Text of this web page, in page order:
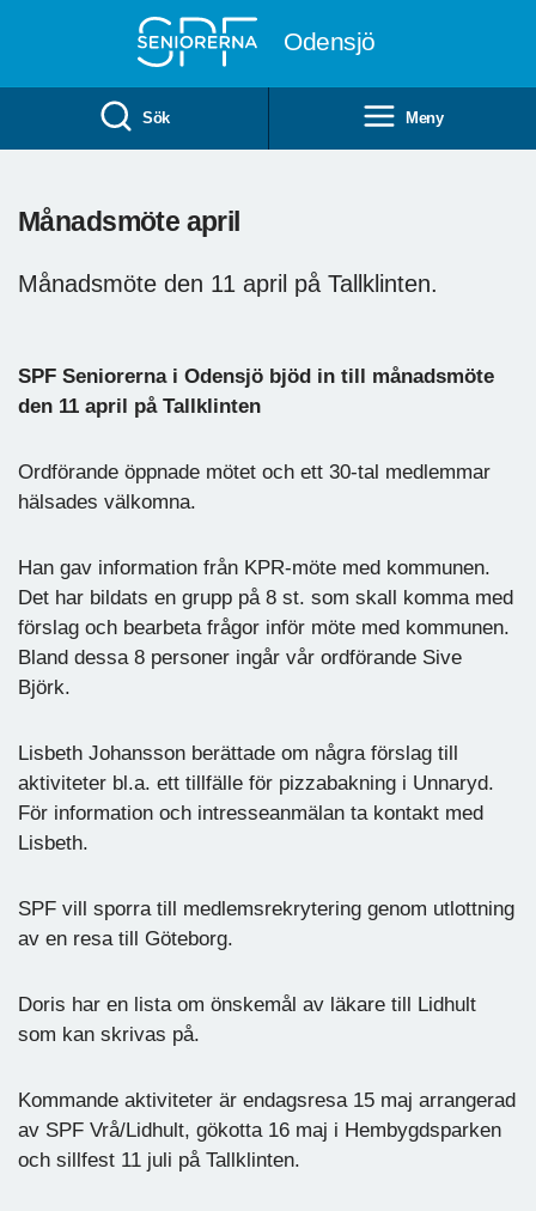
Odensjö
Sök Meny
Månadsmöte april
Månadsmöte den 11 april på Tallklinten.
SPF Seniorerna i Odensjö bjöd in till månadsmöte
den 11 april på Tallklinten
Ordförande öppnade mötet och ett 30-tal medlemmar
hälsades välkomna.
Han gav information från KPR-möte med kommunen.
Det har bildats en grupp på 8 st. som skall komma med
förslag och bearbeta frågor inför möte med kommunen.
Bland dessa 8 personer ingår vår ordförande Sive
Björk.
Lisbeth Johansson berättade om några förslag till
aktiviteter bl.a. ett tillfälle för pizzabakning i Unnaryd.
För information och intresseanmälan ta kontakt med
Lisbeth.
SPF vill sporra till medlemsrekrytering genom utlottning
av en resa till Göteborg.
Doris har en lista om önskemål av läkare till Lidhult
som kan skrivas på.
Kommande aktiviteter är endagsresa 15 maj arrangerad
av SPF Vrå/Lidhult, gökotta 16 maj i Hembygdsparken
och sillfest 11 juli på Tallklinten.